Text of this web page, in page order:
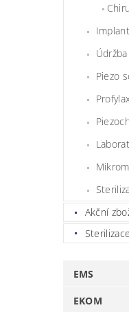
Piezo
Akční
Sterilizace
EMS
EKOM